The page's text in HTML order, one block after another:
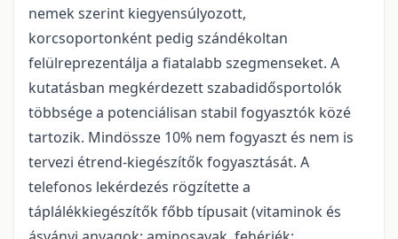
nemek szerint kiegyensúlyozott,
korcsoportonként pedig szándékoltan
felülreprezentálja a fiatalabb szegmenseket. A
kutatásban megkérdezett szabadidősportolók
többsége a potenciálisan stabil fogyasztók közé
tartozik. Mindössze 10% nem fogyaszt és nem is
tervezi étrend-kiegészítők fogyasztását. A
telefonos lekérdezés rögzítette a
táplálékkiegészítők főbb típusait (vitaminok és